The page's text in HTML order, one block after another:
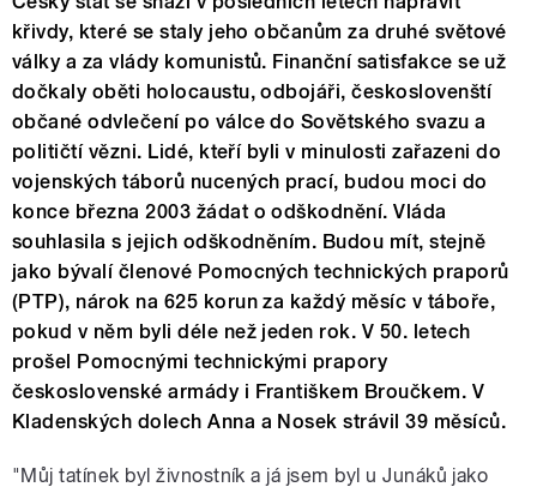
křivdy, které se staly jeho občanům za druhé světové
války a za vlády komunistů. Finanční satisfakce se už
dočkaly oběti holocaustu, odbojáři, českoslovenští
občané odvlečení po válce do Sovětského svazu a
političtí vězni. Lidé, kteří byli v minulosti zařazeni do
vojenských táborů nucených prací, budou moci do
konce března 2003 žádat o odškodnění. Vláda
souhlasila s jejich odškodněním. Budou mít, stejně
jako bývalí členové Pomocných technických praporů
(PTP), nárok na 625 korun za každý měsíc v táboře,
pokud v něm byli déle než jeden rok. V 50. letech
prošel Pomocnými technickými prapory
československé armády i Františkem Broučkem. V
Kladenských dolech Anna a Nosek strávil 39 měsíců.
"Můj tatínek byl živnostník a já jsem byl u Junáků jako